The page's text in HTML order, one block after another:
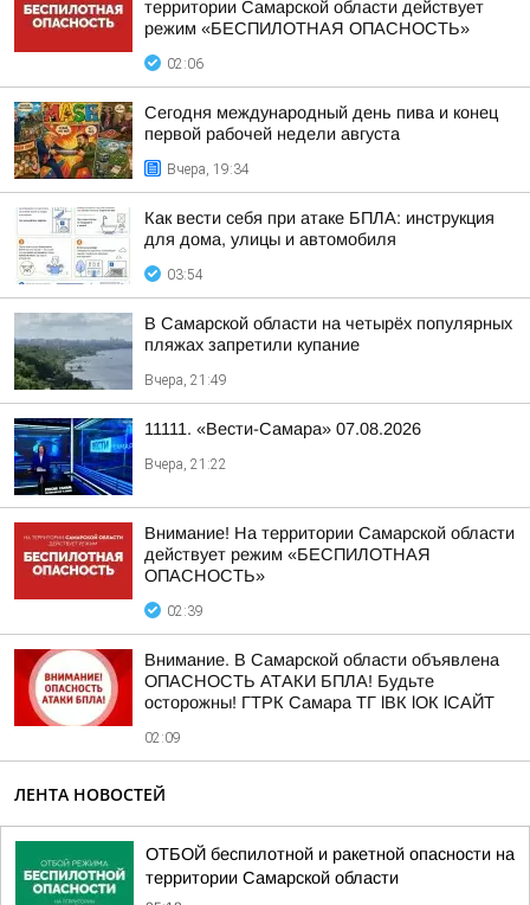
территории Самарской области действует
режим «БЕСПИЛОТНАЯ ОПАСНОСТЬ»
02:06
Сегодня международный день пива и конец
первой рабочей недели августа
Вчера, 19:34
Как вести себя при атаке БПЛА: инструкция
для дома, улицы и автомобиля
03:54
В Самарской области на четырёх популярных
пляжах запретили купание
Вчера, 21:49
11111. «Вести-Самара» 07.08.2026
Вчера, 21:22
Внимание! На территории Самарской области
действует режим «БЕСПИЛОТНАЯ
ОПАСНОСТЬ»
02:39
Внимание. В Самарской области объявлена
ОПАСНОСТЬ АТАКИ БПЛА! Будьте
осторожны! ГТРК Самара ТГ lВК lОК lСАЙТ
02:09
ЛЕНТА НОВОСТЕЙ
ОТБОЙ беспилотной и ракетной опасности на
территории Самарской области